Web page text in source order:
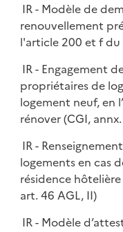
IR - Modèle de
renouvellement
l'article 200 et f du
IR - Engagement
propriétaires de
logement neuf, en
rénover (CGI,
IR -
logements en cas
résidence
art. 46 AGL, II)
IR - Modèle